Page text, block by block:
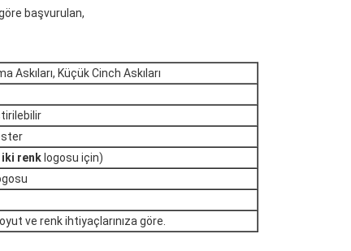
başvurulan,
Askıları, Küçük Cinch Askıları
iki renk logosu için)
ve renk ihtiyaçlarınıza göre.